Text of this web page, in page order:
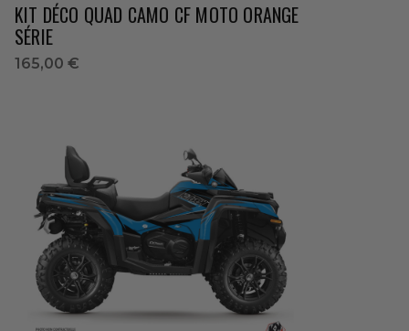
KIT DÉCO QUAD CAMO CF MOTO ORANGE
SÉRIE
165,00 €